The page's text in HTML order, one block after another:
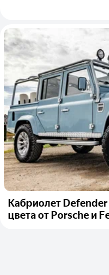
Кабриолет
цвета от Porsche и